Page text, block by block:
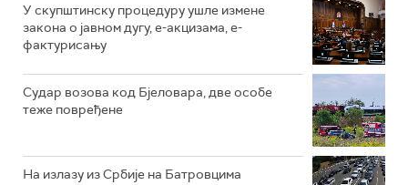
У скупштинску процедуру ушле измене
закона о јавном дугу, е-акцизама, е-
фактурисању
Судар возова код Бјеловара, две особе
теже повређене
На излазу из Србије на Батровцима